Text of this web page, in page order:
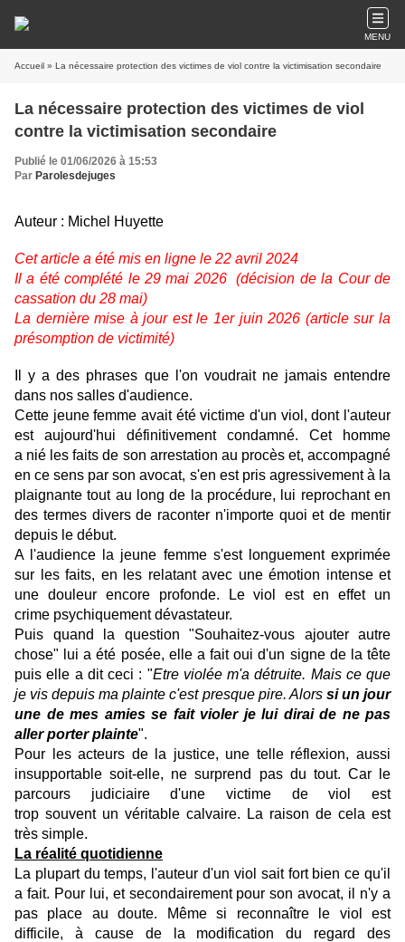
MENU
Accueil » La nécessaire protection des victimes de viol contre la victimisation secondaire
La nécessaire protection des victimes de viol
contre la victimisation secondaire
Publié le 01/06/2026 à 15:53
Par Parolesdejuges
Auteur : Michel Huyette
Cet article a été mis en ligne le 22 avril 2024
Il a été complété le 29 mai 2026 (décision de la Cour de
cassation du 28 mai)
La dernière mise à jour est le 1er juin 2026 (article sur la
présomption de victimité)
Il y a des phrases que l'on voudrait ne jamais entendre
dans nos salles d'audience.
Cette jeune femme avait été victime d'un viol, dont l'auteur
est aujourd'hui définitivement condamné. Cet homme
a nié les faits de son arrestation au procès et, accompagné
en ce sens par son avocat, s'en est pris agressivement à la
plaignante tout au long de la procédure, lui reprochant en
des termes divers de raconter n'importe quoi et de mentir
depuis le début.
A l'audience la jeune femme s'est longuement exprimée
sur les faits, en les relatant avec une émotion intense et
une douleur encore profonde. Le viol est en effet un
crime psychiquement dévastateur.
Puis quand la question "Souhaitez-vous ajouter autre
chose" lui a été posée, elle a fait oui d'un signe de la tête
puis elle a dit ceci : "Etre violée m'a détruite. Mais ce que
je vis depuis ma plainte c'est presque pire. Alors si un jour
une de mes amies se fait violer je lui dirai de ne pas
aller porter plainte".
Pour les acteurs de la justice, une telle réflexion, aussi
insupportable soit-elle, ne surprend pas du tout. Car le
parcours judiciaire d'une victime de viol est
trop souvent un véritable calvaire. La raison de cela est
très simple.
La réalité quotidienne
La plupart du temps, l'auteur d'un viol sait fort bien ce qu'il
a fait. Pour lui, et secondairement pour son avocat, il n'y a
pas place au doute. Même si reconnaître le viol est
difficile, à cause de la modification du regard des